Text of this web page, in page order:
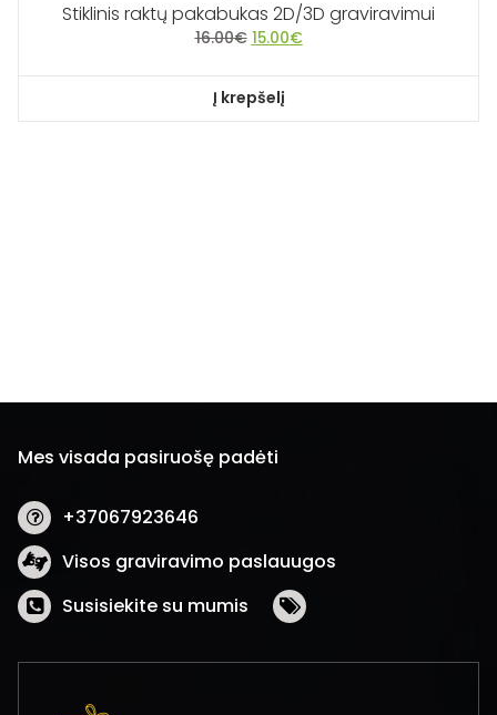
Stiklinis raktų pakabukas 2D/3D graviravimui
16.00€ Original
16.00€.
15.00€Current
Į krepšelį
Mes visada pasiruošę padėti
+37067923646
Visos graviravimo paslauugos
Susisiekite su mumis